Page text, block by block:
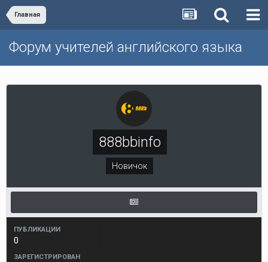
Главная
Форум учителей английского языка
888bbinfo
Новичок
ПУБЛИКАЦИИ
0
ЗАРЕГИСТРИРОВАН